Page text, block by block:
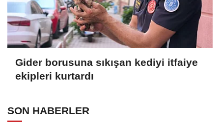
Gider borusuna sıkışan kediyi itfaiye
ekipleri kurtardı
SON HABERLER